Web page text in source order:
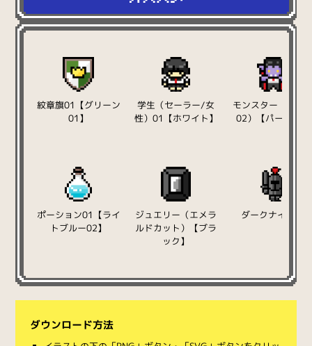
紋章旗01【グリーン
01】
学生（セーラー/女
性）01【ホワイト】
モンスター（吸血
02）【パープル】
ポーション01【ライ
トブルー02】
ジュエリー（エメラ
ルドカット）【ブラ
ック】
ダークナイト03
ダウンロード方法